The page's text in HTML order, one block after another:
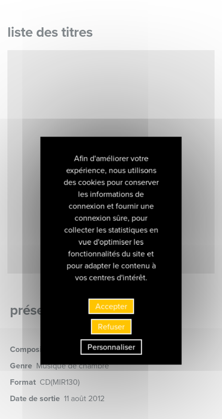
liste des titres
présentation de l'album
Compositeur
Brahms (Johannes)
Genre Musique de chambre
Format CD(MIR130)
Date de sortie 11 août 2012
Afin d'améliorer votre
expérience, nous utilisons
des cookies pour conserver
les informations de
connexion et fournir une
connexion sûre, pour
collecter les statistiques en
vue d'optimiser les
fonctionnalités du site et
pour adapter le contenu à
vos centres d'intérêt.
Accepter
Refuser
Personnaliser